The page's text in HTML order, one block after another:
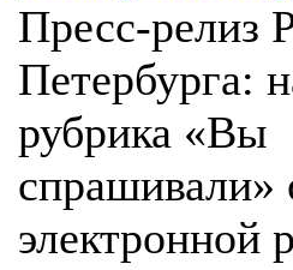
Пресс-релиз
Петербурга:
рубрика «Вы
спрашивали»
электронной